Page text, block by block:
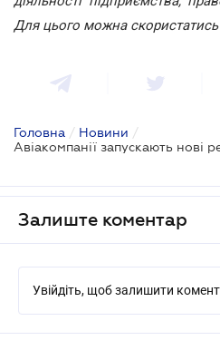
Для цього можна скористатись
Головна / Новини /
Авіакомпанії запускають нові
Залиште коментар
Увійдіть, щоб залишити